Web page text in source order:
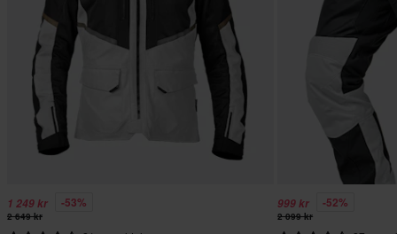
1 249 kr -53%
2 649 kr
999 kr -52%
2 099 kr